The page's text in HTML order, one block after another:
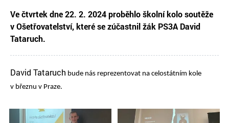
Ve čtvrtek dne 22. 2. 2024 proběhlo školní kolo soutěže
v Ošetřovatelství, které se zúčastnil žák PS3A David
Tataruch.
David Tataruch bude nás reprezentovat na celostátním kole
v březnu v Praze.